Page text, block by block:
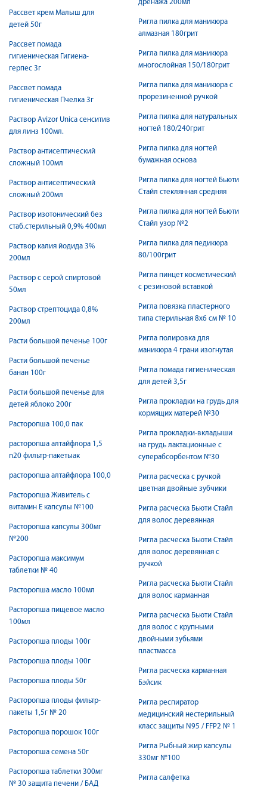
Рассвет крем Малыш для
детей 50г
Рассвет помада
гигиеническая Гигиена-
герпес 3г
Рассвет помада
гигиеническая Пчелка 3г
Раствор Avizor Unica сенситив
для линз 100мл.
Раствор антисептический
сложный 100мл
Раствор антисептический
сложный 200мл
Раствор изотонический без
стаб.стерильный 0,9% 400мл
Раствор калия йодида 3%
200мл
Раствор с серой спиртовой
50мл
Раствор стрептоцида 0,8%
200мл
Расти большой печенье 100г
Расти большой печенье
банан 100г
Расти большой печенье для
детей яблоко 200г
Расторопша 100,0 пак
расторопша алтайфлора 1,5
n20 фильтр-пакетыак
расторопша алтайфлора 100,0
Расторопша Живитель с
витамин Е капсулы №100
Расторопша капсулы 300мг
№200
Расторопша максимум
таблетки № 40
Расторопша масло 100мл
Расторопша пищевое масло
100мл
Расторопша плоды 100г
Расторопша плоды 100г
Расторопша плоды 50г
Расторопша плоды фильтр-
пакеты 1,5г № 20
Расторопша порошок 100г
Расторопша семена 50г
Расторопша таблетки 300мг
№ 30 защита печени / БАД
дренажа 200мл
Ригла пилка для маникюра
алмазная 180грит
Ригла пилка для маникюра
многослойная 150/180грит
Ригла пилка для маникюра с
прорезиненной ручкой
Ригла пилка для натуральных
ногтей 180/240грит
Ригла пилка для ногтей
бумажная основа
Ригла пилка для ногтей Бьюти
Стайл стеклянная средняя
Ригла пилка для ногтей Бьюти
Стайл узор №2
Ригла пилка для педикюра
80/100грит
Ригла пинцет косметический
с резиновой вставкой
Ригла повязка пластерного
типа стерильная 8х6 см № 10
Ригла полировка для
маникюра 4 грани изогнутая
Ригла помада гигиеническая
для детей 3,5г
Ригла прокладки на грудь для
кормящих матерей №30
Ригла прокладки-вкладыши
на грудь лактационные с
суперабсорбентом №30
Ригла расческа с ручкой
цветная двойные зубчики
Ригла расческа Бьюти Стайл
для волос деревянная
Ригла расческа Бьюти Стайл
для волос деревянная с
ручкой
Ригла расческа Бьюти Стайл
для волос карманная
Ригла расческа Бьюти Стайл
для волос с крупными
двойными зубьями
пластмасса
Ригла расческа карманная
Бэйсик
Ригла респиратор
медицинский нестерильный
класс защиты N95 / FFP2 № 1
Ригла Рыбный жир капсулы
330мг №100
Ригла салфетка